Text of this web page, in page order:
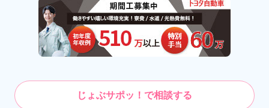
じょぶサポッ！で相談する